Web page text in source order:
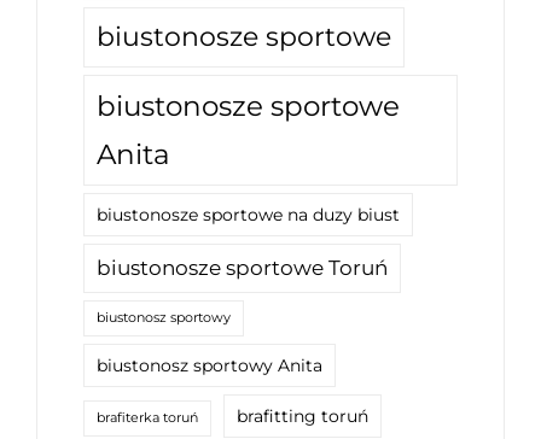
biustonosze sportowe
biustonosze sportowe
Anita
biustonosze sportowe na duzy biust
biustonosze sportowe Toruń
biustonosz sportowy
biustonosz sportowy Anita
brafiterka toruń brafitting toruń